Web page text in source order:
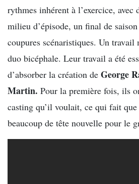
rythmes inhérent à l’exercice, avec
milieu d’épisode, un final de
coupures scénaristiques. Un
duo bicéphale. Leur travail a été
d’absorber la création de George
Martin. Pour la première fois, ils
casting qu’il voulait, ce qui fait
beaucoup de tête nouvelle pour le